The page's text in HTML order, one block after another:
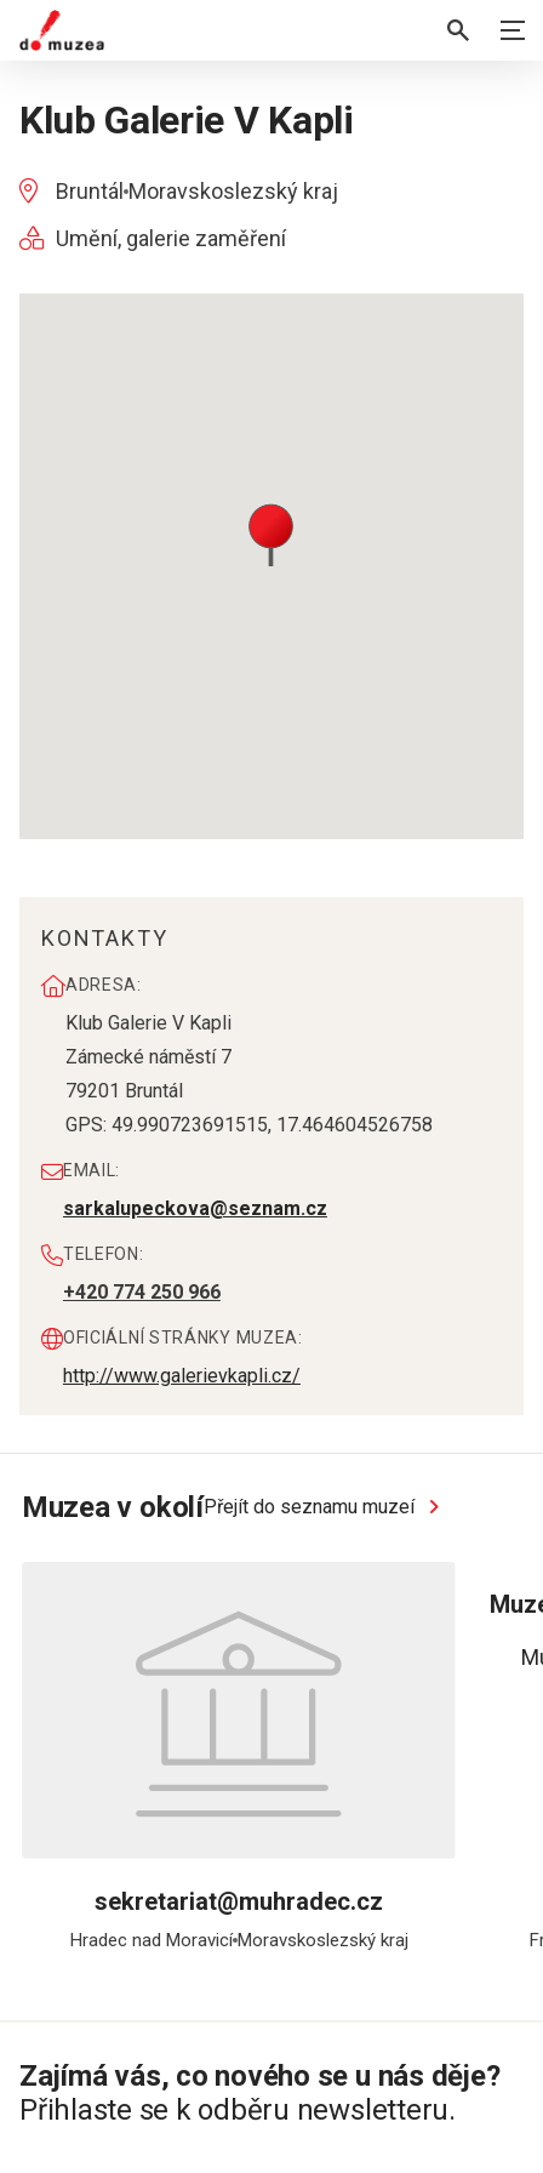
Klub Galerie V Kapli
Bruntál Moravskoslezský kraj
Umění, galerie zaměření
KONTAKTY
ADRESA:
Klub Galerie V Kapli
Zámecké náměstí 7
79201 Bruntál
GPS: 49.990723691515, 17.464604526758
EMAIL:
sarkalupeckova@seznam.cz
TELEFON:
+420 774 250 966
OFICIÁLNÍ STRÁNKY MUZEA:
http://www.galerievkapli.cz/
Muzea v okolíPřejít do seznamu muzeí
sekretariat@muhradec.cz
Hradec nad Moravicí Moravskoslezský kraj
Zajímá vás, co nového se u nás děje?
Přihlaste se k odběru newsletteru.